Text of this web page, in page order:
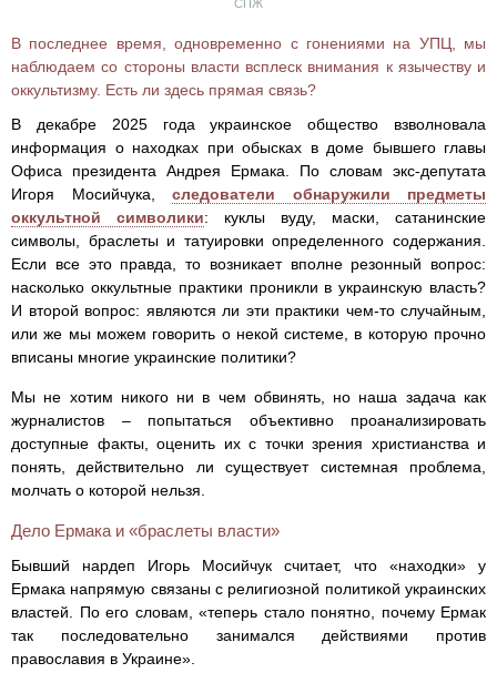
СПЖ
В последнее время, одновременно с гонениями на УПЦ, мы
наблюдаем со стороны власти всплеск внимания к язычеству и
оккультизму. Есть ли здесь прямая связь?
В декабре 2025 года украинское общество взволновала
информация о находках при обысках в доме бывшего главы
Офиса президента Андрея Ермака. По словам экс-депутата
Игоря Мосийчука, следователи обнаружили предметы
оккультной символики: куклы вуду, маски, сатанинские
символы, браслеты и татуировки определенного содержания.
Если все это правда, то возникает вполне резонный вопрос:
насколько оккультные практики проникли в украинскую власть?
И второй вопрос: являются ли эти практики чем-то случайным,
или же мы можем говорить о некой системе, в которую прочно
вписаны многие украинские политики?
Мы не хотим никого ни в чем обвинять, но наша задача как
журналистов – попытаться объективно проанализировать
доступные факты, оценить их с точки зрения христианства и
понять, действительно ли существует системная проблема,
молчать о которой нельзя.
Дело Ермака и «браслеты власти»
Бывший нардеп Игорь Мосийчук считает, что «находки» у
Ермака напрямую связаны с религиозной политикой украинских
властей. По его словам, «теперь стало понятно, почему Ермак
так последовательно занимался действиями против
православия в Украине».